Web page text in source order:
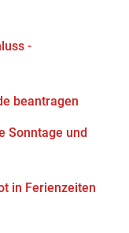
-
beantragen
Sonntage und
in Ferienzeiten